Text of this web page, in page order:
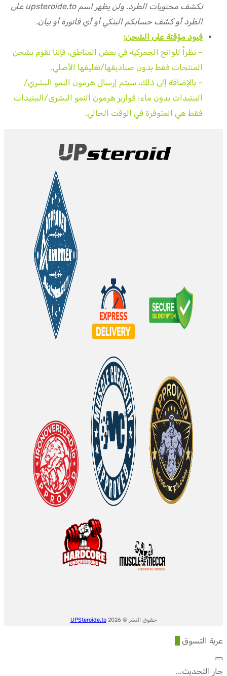
تكشف محتويات الطرد. ولن يظهر اسم upsteroide.to على
الطرد أو كشف حسابكم البنكي أو أي فاتورة أو بيان.
قيود مؤقتة على الشحن:
– نظراً للوائح الجمركية في بعض المناطق، فإننا نقوم بشحن
المنتجات فقط بدون صناديقها/تغليفها الأصلي.
– بالإضافة إلى ذلك، سيتم إرسال هرمون النمو البشري/
الببتيدات بدون ماء؛ قوارير هرمون النمو البشري/الببتيدات
فقط هي المتوفرة في الوقت الحالي.
حقوق النشر © 2026 UPSteroide.to
عربة التسوق
جارٍ التحديث...